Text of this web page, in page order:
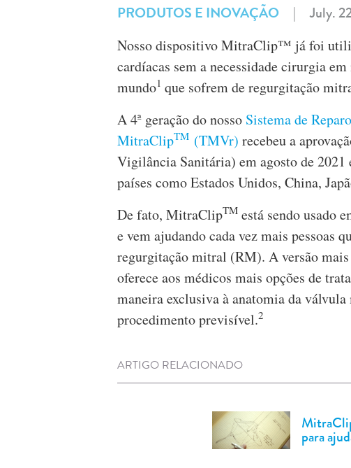
PRODUTOS E INOVAÇÃO | July.
Nosso dispositivo MitraClip™ já foi
cardíacas sem a necessidade cirurgia
mundo1 que sofrem de regurgitação
A 4ª geração do nosso Sistema de
MitraClipTM (TMVr) recebeu a
Vigilância Sanitária) em agosto de 2021
países como Estados Unidos, China,
De fato, MitraClipTM está sendo usado
e vem ajudando cada vez mais pessoas
regurgitação mitral (RM). A versão
oferece aos médicos mais opções de
maneira exclusiva à anatomia da
procedimento previsível.2
ARTIGO RELACIONADO
para